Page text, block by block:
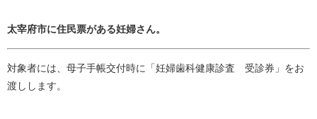
太宰府市に住民票がある妊婦さん。
対象者には、母子手帳交付時に「妊婦歯科健康診査 受診券」をお
渡しします。